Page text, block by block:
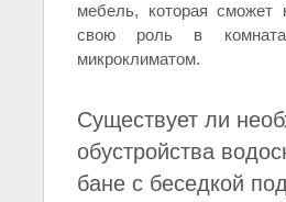
мебель, которая сможет
свою роль в
микроклиматом.
Существует ли
обустройства
бане с беседкой